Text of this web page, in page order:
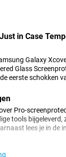
in Case
Galaxy
Glass
eerste schokken
Pro-
tools bijgeleverd,
lees je in de